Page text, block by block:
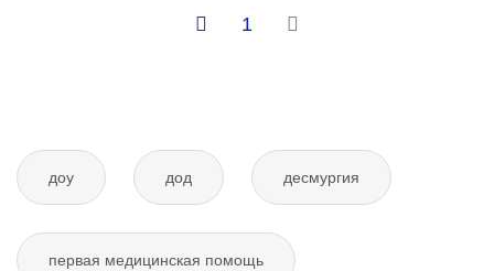
1
доу дод десмургия
первая медицинская помощь